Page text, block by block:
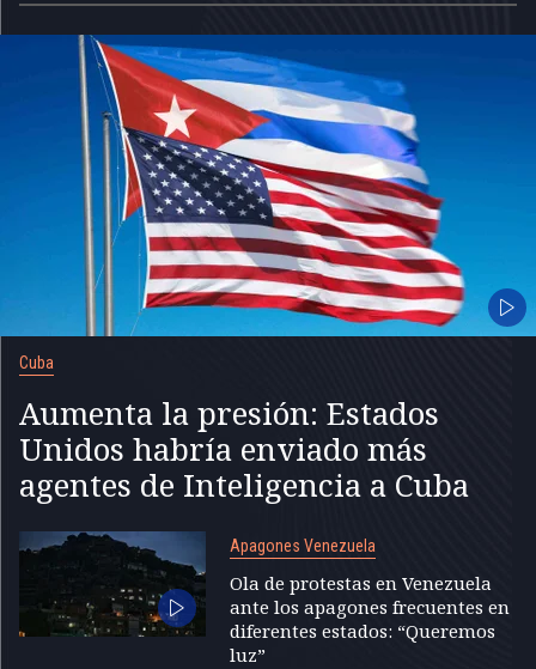
Cuba
Aumenta la presión: Estados
Unidos habría enviado más
agentes de Inteligencia a Cuba
Apagones Venezuela
Ola de protestas en Venezuela
ante los apagones frecuentes en
diferentes estados: “Queremos
luz”